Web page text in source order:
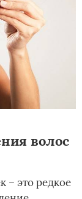
волос
– это редкое